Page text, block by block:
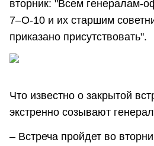
вторник: "Всем генералам-
7–O-10 и их старшим
приказано присутствовать".
Что известно о закрытой
экстренно созывают
– Встреча пройдет во